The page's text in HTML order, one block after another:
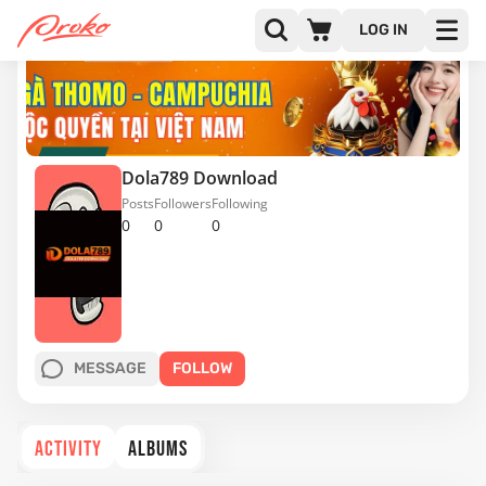
LOG IN
Dola789 Download
0
Posts
0
Followers
0
Following
MESSAGE FOLLOW
ACTIVITY ALBUMS